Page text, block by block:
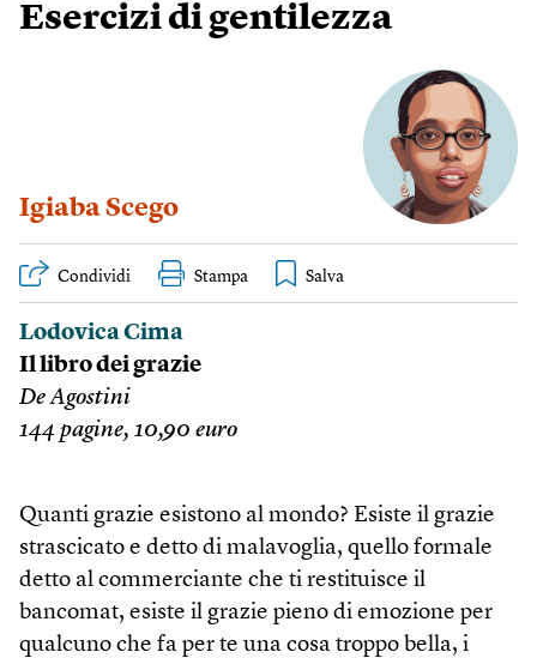
Esercizi di gentilezza
Igiaba Scego
Condividi Stampa
Lodovica Cima
Il libro dei grazie
De Agostini
144 pagine, 10,90 euro
Quanti grazie esistono al mondo? Esiste il grazie
strascicato e detto di malavoglia, quello formale
detto al commerciante che ti restituisce il
bancomat, esiste il grazie pieno di emozione per
qualcuno che fa per te una cosa troppo bella, i